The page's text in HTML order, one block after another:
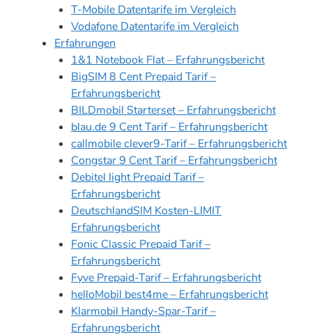
T-Mobile Datentarife im Vergleich
Vodafone Datentarife im Vergleich
Erfahrungen
1&1 Notebook Flat – Erfahrungsbericht
BigSIM 8 Cent Prepaid Tarif –
Erfahrungsbericht
BILDmobil Starterset – Erfahrungsbericht
blau.de 9 Cent Tarif – Erfahrungsbericht
callmobile clever9-Tarif – Erfahrungsbericht
Congstar 9 Cent Tarif – Erfahrungsbericht
Debitel light Prepaid Tarif –
Erfahrungsbericht
DeutschlandSIM Kosten-LIMIT
Erfahrungsbericht
Fonic Classic Prepaid Tarif –
Erfahrungsbericht
Fyve Prepaid-Tarif – Erfahrungsbericht
helloMobil best4me – Erfahrungsbericht
Klarmobil Handy-Spar-Tarif –
Erfahrungsbericht